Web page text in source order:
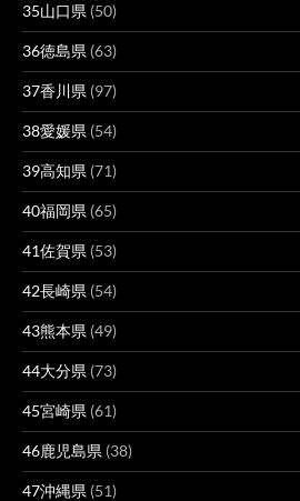
35山口県 (50)
36徳島県 (63)
37香川県 (97)
38愛媛県 (54)
39高知県 (71)
40福岡県 (65)
41佐賀県 (53)
42長崎県 (54)
43熊本県 (49)
44大分県 (73)
45宮崎県 (61)
46鹿児島県 (38)
47沖縄県 (51)